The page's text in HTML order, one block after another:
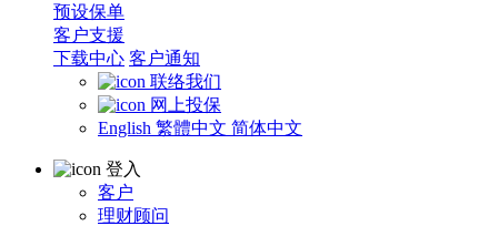
预设保单
客户支援
下载中心 客户通知
联络我们
网上投保
English 繁體中文 简体中文
登入
客户
理财顾问